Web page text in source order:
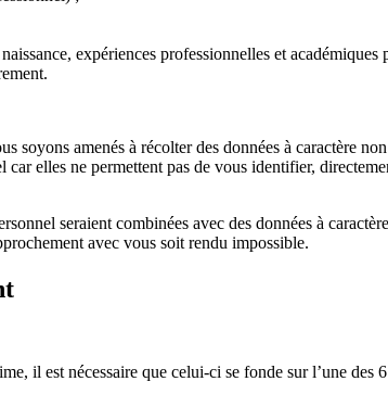
expériences professionnelles et
soyons amenés à récolter des données à caractère
car elles ne permettent pas de vous identifier,
seraient combinées avec des données à
avec vous soit rendu impossible.
il est nécessaire que celui-ci se fonde sur l’une des